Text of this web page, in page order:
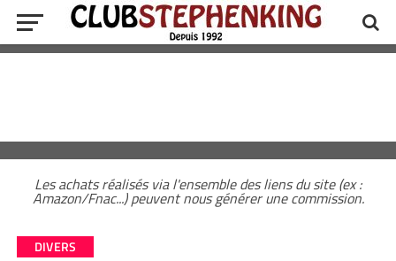
Les achats réalisés via l'ensemble des liens du site (ex :
Amazon/Fnac...) peuvent nous générer une commission.
DIVERS